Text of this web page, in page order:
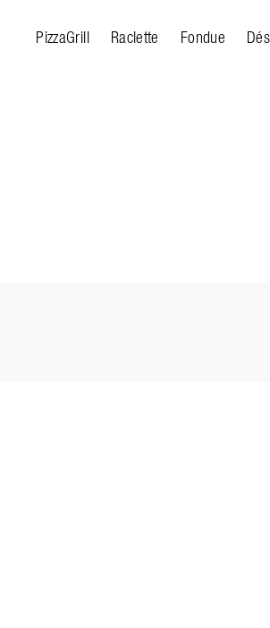
PizzaGrill Raclette Fondue